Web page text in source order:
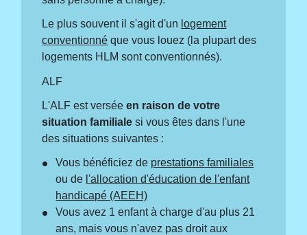
Le plus souvent il s'agit d'un logement
conventionné que vous louez (la plupart des
logements HLM sont conventionnés).
ALF
L'ALF est verséeen raison de votre
situation familiale si vous êtes dans l'une
des situations suivantes :
Vous bénéficiez de prestations familiales
ou de l'allocation d'éducation de l'enfant
handicapé (AEEH)
Vous avez 1 enfant à charge d'au plus 21
ans, mais vous n'avez pas droit aux